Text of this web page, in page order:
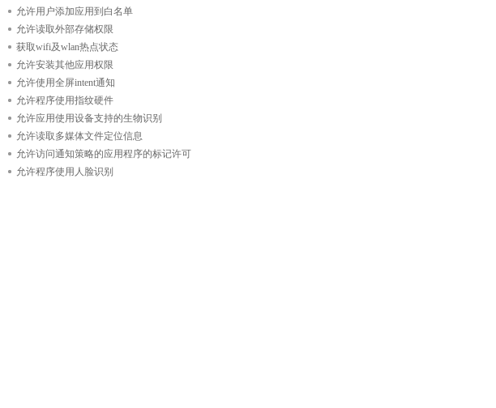
允许用户添加应用到白名单
允许读取外部存储权限
获取wifi及wlan热点状态
允许安装其他应用权限
允许使用全屏intent通知
允许程序使用指纹硬件
允许应用使用设备支持的生物识别
允许读取多媒体文件定位信息
允许访问通知策略的应用程序的标记许可
允许程序使用人脸识别